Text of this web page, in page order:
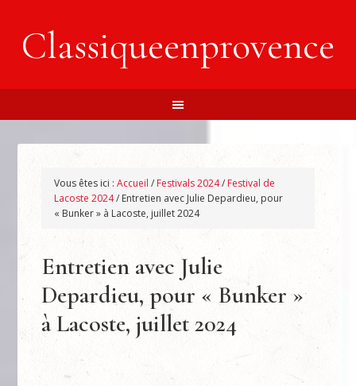
Classiqueenprovence
Vous êtes ici :Accueil / Festivals 2024/ Festival de
Lacoste 2024/ Entretien avec Julie Depardieu, pour
« Bunker » à Lacoste, juillet 2024
Entretien avec Julie
Depardieu, pour « Bunker »
à Lacoste, juillet 2024